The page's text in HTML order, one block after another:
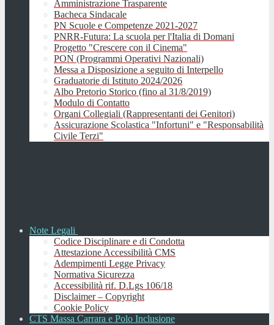
Amministrazione Trasparente
Bacheca Sindacale
PN Scuole e Competenze 2021-2027
PNRR-Futura: La scuola per l'Italia di Domani
Progetto "Crescere con il Cinema"
PON (Programmi Operativi Nazionali)
Messa a Disposizione a seguito di Interpello
Graduatorie di Istituto 2024/2026
Albo Pretorio Storico (fino al 31/8/2019)
Modulo di Contatto
Organi Collegiali (Rappresentanti dei Genitori)
Assicurazione Scolastica "Infortuni" e "Responsabilità
Civile Terzi"
Note Legali
Codice Disciplinare e di Condotta
Attestazione Accessibilità CMS
Adempimenti Legge Privacy
Normativa Sicurezza
Accessibilità rif. D.Lgs 106/18
Disclaimer – Copyright
Cookie Policy
CTS Massa Carrara e Polo Inclusione